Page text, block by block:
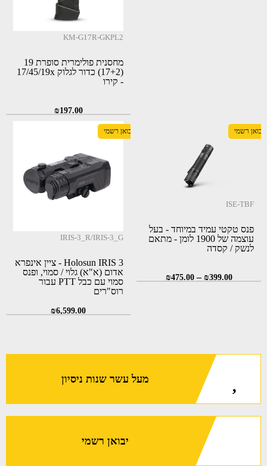
KM-G17R-GKPL2
מחסנית פולימרית סופרת 19
(17+2) כדור לגלוק 17/45/19x
- קירו
₪197.00
יבואן רשמי
ISE-TBF
פנס טקטי עמיד במיוחד - בעל
עוצמה של 1900 לומן - מתאם
לנשק / קסדה
₪399.00
–
₪475.00
יבואן רשמי
IRIS-3_R/IRIS-3_G
Holosun IRIS 3 - ציין אינפרא
אדום (א"א) גלוי / סמוי, ופנס
סמוי עם כבל PTT עבור
רוס"רים
₪6,599.00
מעל עשר שנות ניסיון
יבואן רשמי